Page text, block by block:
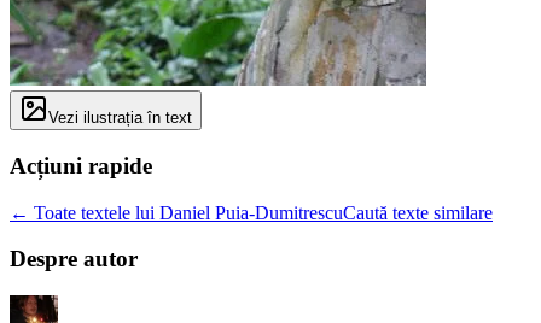
Vezi ilustrația în text
Acțiuni rapide
← Toate textele lui Daniel Puia-DumitrescuCaută texte similare
Despre autor